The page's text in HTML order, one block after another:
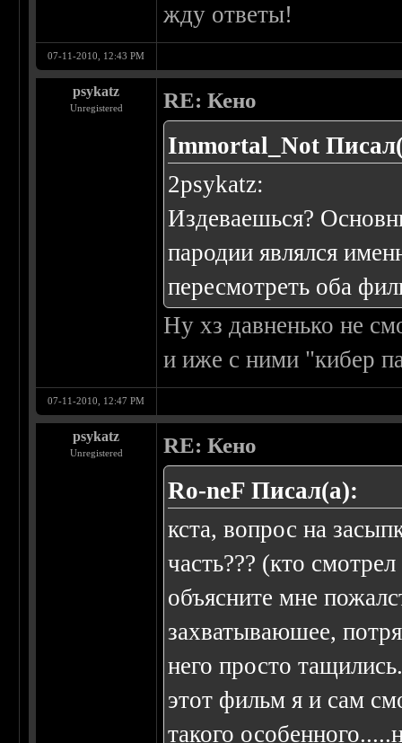
жду ответы!
07-11-2010, 12:43 PM
psykatz
Unregistered RE: Кено
Immortal_Not
2psykatz:
Издеваешься?
пародии являлся
пересмотреть оба
Ну хз давненько не
и иже с ними "кибер
07-11-2010, 12:47 PM
psykatz
Unregistered RE: Кено
Ro-neF Писал(а):
кста, вопрос на
часть??? (кто
объясните мне
захватываюшее,
него просто
этот фильм я и сам
такого